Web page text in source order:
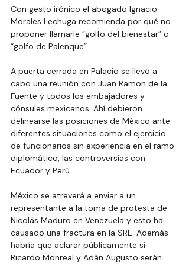
Con gesto irónico el abogado Ignacio
Morales Lechuga recomienda por qué no
proponer llamarle “golfo del bienestar” o
“golfo de Palenque”.
A puerta cerrada en Palacio se llevó a
cabo una reunión con Juan Ramon de la
Fuente y todos los embajadores y
cónsules mexicanos. Ahí debieron
delinearse las posiciones de México ante
diferentes situaciones como el ejercicio
de funcionarios sin experiencia en el ramo
diplomático, las controversias con
Ecuador y Perú.
México se atreverá a enviar a un
representante a la toma de protesta de
Nicolás Maduro en Venezuela y esto ha
causado una fractura en la SRE. Además
habría que aclarar públicamente si
Ricardo Monreal y Adán Augusto serán